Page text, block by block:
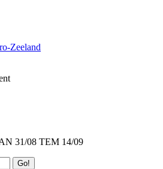
31/08 TEM 14/09